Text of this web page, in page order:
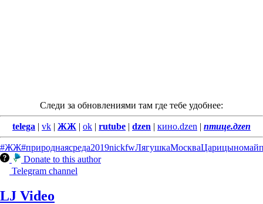
Следи за обновлениями там где тебе удобнее:
telega | vk | ЖЖ | ok | rutube | dzen | кино.dzen | птице.дzen
#ЖЖ#природнаясреда2019nickfwЛягушкаМоскваЦарицыномай
Donate to this author
Telegram channel
LJ Video